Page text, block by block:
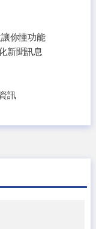
你懂功能
新聞訊息
訊